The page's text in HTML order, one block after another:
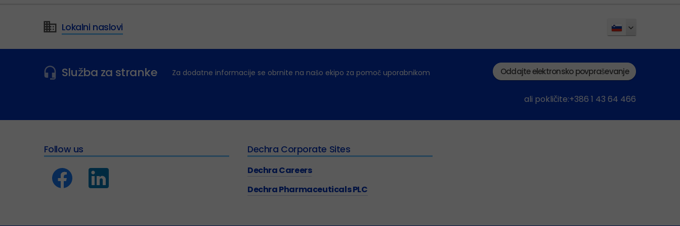
Lokalni naslovi
Služba za stranke Za dodatne informacije se obrnite na našo ekipo za pomoč uporabnikom Oddajte elektronsko povpraševanje
ali pokličite:+386 1 43 64 466
Follow us Dechra Corporate Sites
Dechra Careers
Dechra Pharmaceuticals PLC